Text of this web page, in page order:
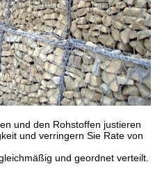
und den Rohstoffen justieren
und verringern Sie Rate von
und geordnet verteilt.